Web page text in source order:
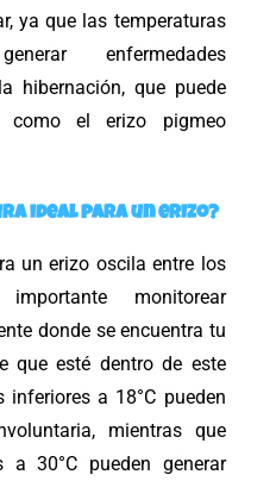
ya que las temperaturas
enfermedades
hibernación, que puede
como el erizo pigmeo
ideal para un erizo?
un erizo oscila entre los
monitorear
donde se encuentra tu
que esté dentro de este
inferiores a 18°C pueden
mientras que
a 30°C pueden generar